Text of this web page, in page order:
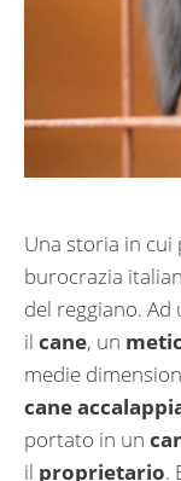
Una storia in cui
burocrazia
del reggiano.
il cane, un
medie
cane
portato in un
il proprietario.